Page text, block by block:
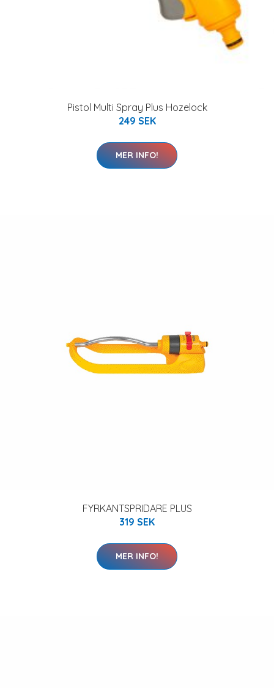
Pistol Multi Spray Plus Hozelock
249 SEK
MER INFO!
FYRKANTSPRIDARE PLUS
319 SEK
MER INFO!